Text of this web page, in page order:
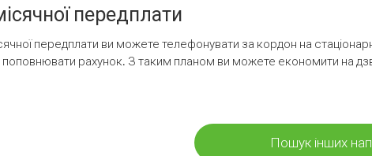
передплати
передплати ви можете телефонувати за кордон на
поповнювати рахунок. З таким планом ви можете економити на
Пошук інших